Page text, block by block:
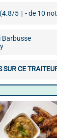
(4.8/5 | - de 10
Barbusse
SUR CE